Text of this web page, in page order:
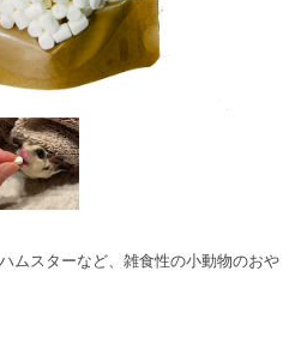
ムスターなど、雑食性の小動物のおや